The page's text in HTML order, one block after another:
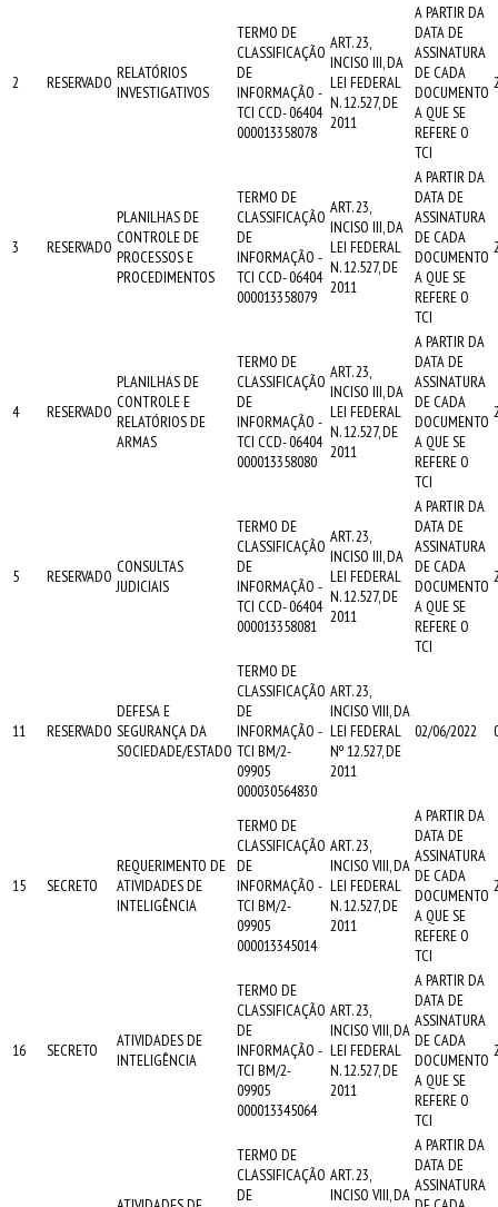
2 RESERVADO RELATÓRIOS
INVESTIGATIVOS
TERMO DE
CLASSIFICAÇÃO
DE
INFORMAÇÃO -
TCI CCD- 06404
000013358078
ART. 23,
INCISO III, DA
LEI FEDERAL
N. 12.527, DE
2011
A PARTIR DA
DATA DE
ASSINATURA
DE CADA
DOCUMENTO
A QUE SE
REFERE O
TCI
3 RESERVADO
PLANILHAS DE
CONTROLE DE
PROCESSOS E
PROCEDIMENTOS
TERMO DE
CLASSIFICAÇÃO
DE
INFORMAÇÃO -
TCI CCD- 06404
000013358079
ART. 23,
INCISO III, DA
LEI FEDERAL
N. 12.527, DE
2011
A PARTIR DA
DATA DE
ASSINATURA
DE CADA
DOCUMENTO
A QUE SE
REFERE O
TCI
4 RESERVADO
PLANILHAS DE
CONTROLE E
RELATÓRIOS DE
ARMAS
TERMO DE
CLASSIFICAÇÃO
DE
INFORMAÇÃO -
TCI CCD- 06404
000013358080
ART. 23,
INCISO III, DA
LEI FEDERAL
N. 12.527, DE
2011
A PARTIR DA
DATA DE
ASSINATURA
DE CADA
DOCUMENTO
A QUE SE
REFERE O
TCI
5 RESERVADO CONSULTAS
JUDICIAIS
TERMO DE
CLASSIFICAÇÃO
DE
INFORMAÇÃO -
TCI CCD- 06404
000013358081
ART. 23,
INCISO III, DA
LEI FEDERAL
N. 12.527, DE
2011
A PARTIR DA
DATA DE
ASSINATURA
DE CADA
DOCUMENTO
A QUE SE
REFERE O
TCI
11 RESERVADO
DEFESA E
SEGURANÇA DA
SOCIEDADE/ESTADO
TERMO DE
CLASSIFICAÇÃO
DE
INFORMAÇÃO -
TCI BM/2-
09905
000030564830
ART. 23,
INCISO VIII, DA
LEI FEDERAL
Nº 12.527, DE
2011
02/06/2022
15 SECRETO
REQUERIMENTO DE
ATIVIDADES DE
INTELIGÊNCIA
TERMO DE
CLASSIFICAÇÃO
DE
INFORMAÇÃO -
TCI BM/2-
09905
000013345014
ART. 23,
INCISO VIII, DA
LEI FEDERAL
N. 12.527, DE
2011
A PARTIR DA
DATA DE
ASSINATURA
DE CADA
DOCUMENTO
A QUE SE
REFERE O
TCI
16 SECRETO
ATIVIDADES DE
INTELIGÊNCIA
TERMO DE
CLASSIFICAÇÃO
DE
INFORMAÇÃO -
TCI BM/2-
09905
000013345064
ART. 23,
INCISO VIII, DA
LEI FEDERAL
N. 12.527, DE
2011
A PARTIR DA
DATA DE
ASSINATURA
DE CADA
DOCUMENTO
A QUE SE
REFERE O
TCI
TERMO DE
CLASSIFICAÇÃO
DE
ART. 23,
INCISO VIII, DA
A PARTIR DA
DATA DE
ASSINATURA